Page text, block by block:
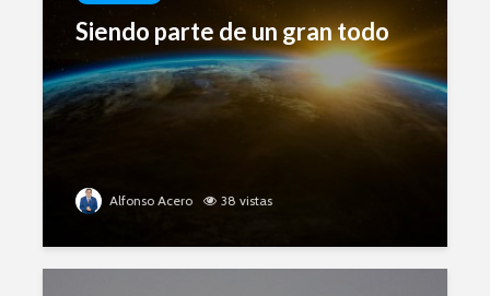
Siendo parte de un gran todo
Alfonso Acero 38 vistas